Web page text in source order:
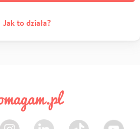
Jak to działa?
Instagram LinkedIn TikTok Youtube